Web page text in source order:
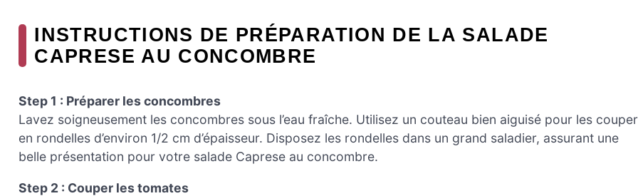
INSTRUCTIONS DE PRÉPARATION DE LA SALADE
CAPRESE AU CONCOMBRE
Step 1 : Préparer les concombres
Lavez soigneusement les concombres sous l’eau fraîche. Utilisez un couteau bien aiguisé pour les couper
en rondelles d’environ 1/2 cm d’épaisseur. Disposez les rondelles dans un grand saladier, assurant une
belle présentation pour votre salade Caprese au concombre.
Step 2 : Couper les tomates